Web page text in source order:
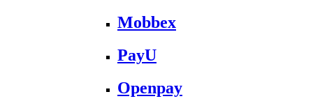
Mobbex
PayU
Openpay